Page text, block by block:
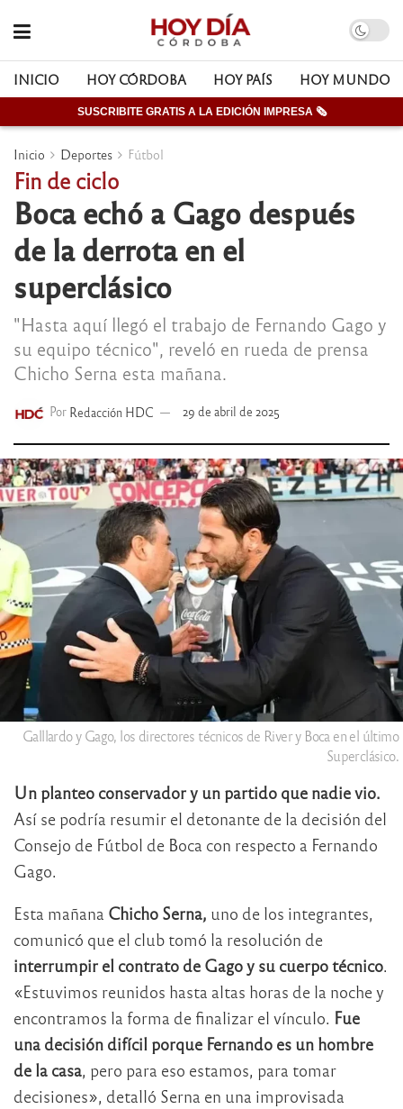
INICIO HOY CÓRDOBA HOY PAÍS HOY MUNDO
SUSCRIBITE GRATIS A LA EDICIÓN IMPRESA 🗞
Inicio Deportes Fútbol
Fin de ciclo
Boca echó a Gago después
de la derrota en el
superclásico
"Hasta aquí llegó el trabajo de Fernando Gago y
su equipo técnico", reveló en rueda de prensa
Chicho Serna esta mañana.
Por Redacción HDC 29 de abril de 2025
Galllardo y Gago, los directores técnicos de River y Boca en el último
Superclásico.
Un planteo conservador y un partido que nadie vio.
Así se podría resumir el detonante de la decisión del
Consejo de Fútbol de Boca con respecto a Fernando
Gago.
Esta mañana Chicho Serna, uno de los integrantes,
comunicó que el club tomó la resolución de
interrumpir el contrato de Gago y su cuerpo técnico.
«Estuvimos reunidos hasta altas horas de la noche y
encontramos la forma de finalizar el vínculo. Fue
una decisión difícil porque Fernando es un hombre
de la casa, pero para eso estamos, para tomar
decisiones», detalló Serna en una improvisada